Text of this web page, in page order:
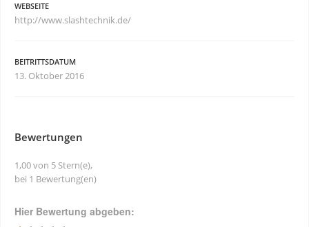
WEBSEITE
http://www.slashtechnik.de/
BEITRITTSDATUM
13. Oktober 2016
Bewertungen
1,00 von 5 Stern(e),
bei 1 Bewertung(en)
Hier Bewertung abgeben: